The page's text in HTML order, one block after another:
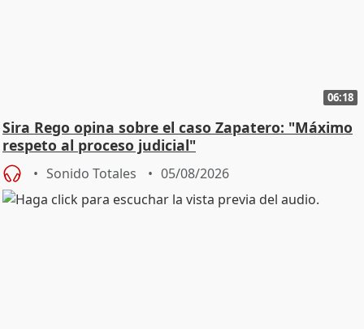
06:18
Sira Rego opina sobre el caso Zapatero: "Máximo
respeto al proceso judicial"
Sonido Totales 05/08/2026